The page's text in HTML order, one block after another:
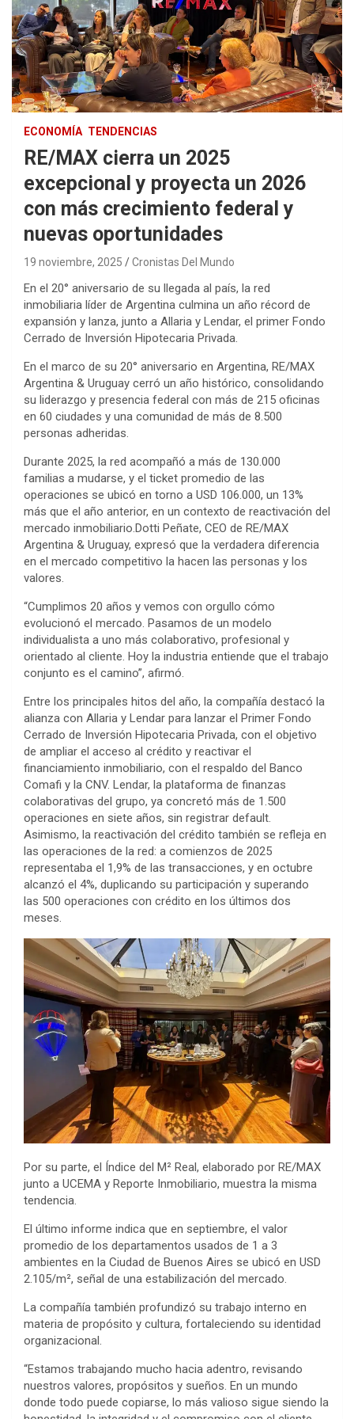
ECONOMÍA TENDENCIAS
RE/MAX cierra un 2025
excepcional y proyecta un 2026
con más crecimiento federal y
nuevas oportunidades
19 noviembre, 2025 Cronistas Del Mundo
En el 20° aniversario de su llegada al país, la red
inmobiliaria líder de Argentina culmina un año récord de
expansión y lanza, junto a Allaria y Lendar, el primer Fondo
Cerrado de Inversión Hipotecaria Privada.
En el marco de su 20° aniversario en Argentina, RE/MAX
Argentina & Uruguay cerró un año histórico, consolidando
su liderazgo y presencia federal con más de 215 oficinas
en 60 ciudades y una comunidad de más de 8.500
personas adheridas.
Durante 2025, la red acompañó a más de 130.000
familias a mudarse, y el ticket promedio de las
operaciones se ubicó en torno a USD 106.000, un 13%
más que el año anterior, en un contexto de reactivación del
mercado inmobiliario.Dotti Peñate, CEO de RE/MAX
Argentina & Uruguay, expresó que la verdadera diferencia
en el mercado competitivo la hacen las personas y los
valores.
“Cumplimos 20 años y vemos con orgullo cómo
evolucionó el mercado. Pasamos de un modelo
individualista a uno más colaborativo, profesional y
orientado al cliente. Hoy la industria entiende que el trabajo
conjunto es el camino”, afirmó.
Entre los principales hitos del año, la compañía destacó la
alianza con Allaria y Lendar para lanzar el Primer Fondo
Cerrado de Inversión Hipotecaria Privada, con el objetivo
de ampliar el acceso al crédito y reactivar el
financiamiento inmobiliario, con el respaldo del Banco
Comafi y la CNV. Lendar, la plataforma de finanzas
colaborativas del grupo, ya concretó más de 1.500
operaciones en siete años, sin registrar default.
Asimismo, la reactivación del crédito también se refleja en
las operaciones de la red: a comienzos de 2025
representaba el 1,9% de las transacciones, y en octubre
alcanzó el 4%, duplicando su participación y superando
las 500 operaciones con crédito en los últimos dos
meses.
Por su parte, el Índice del M² Real, elaborado por RE/MAX
junto a UCEMA y Reporte Inmobiliario, muestra la misma
tendencia.
El último informe indica que en septiembre, el valor
promedio de los departamentos usados de 1 a 3
ambientes en la Ciudad de Buenos Aires se ubicó en USD
2.105/m², señal de una estabilización del mercado.
La compañía también profundizó su trabajo interno en
materia de propósito y cultura, fortaleciendo su identidad
organizacional.
“Estamos trabajando mucho hacia adentro, revisando
nuestros valores, propósitos y sueños. En un mundo
donde todo puede copiarse, lo más valioso sigue siendo la